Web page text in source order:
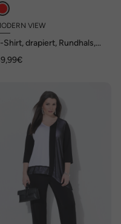
VIEW
Shirt, drapiert, Rundhals,